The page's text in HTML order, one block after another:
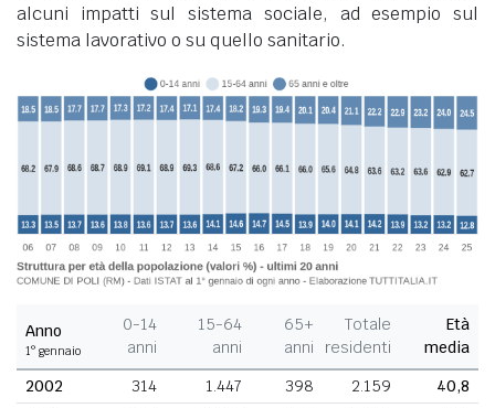
alcuni impatti sul sistema sociale, ad esempio sul
sistema lavorativo o su quello sanitario.
Anno
1° gennaio
0-14
anni
15-64
anni
65+
anni
Totale
residenti
Età
media
2002
314 1.447 398 2.159
40,8